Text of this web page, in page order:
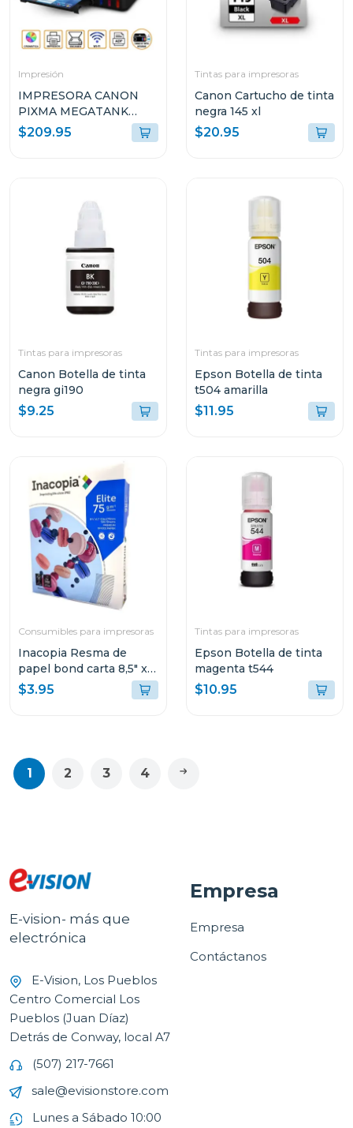
Impresión
IMPRESORA CANON
PIXMA MEGATANK
INALÁMBRICA
MULTIFUNCIONAL G417
$209.95
Tintas para impresoras
Canon Cartucho de tinta
negra 145 xl
$20.95
Tintas para impresoras
Canon Botella de tinta
negra gi190
$9.25
Tintas para impresoras
Epson Botella de tinta
t504 amarilla
$11.95
Consumibles para impresoras
Inacopia Resma de
papel bond carta 8,5" x
11" elite 75 500 hojas 20
lb
$3.95
Tintas para impresoras
Epson Botella de tinta
magenta t544
$10.95
1 2 3 4
E-vision- más que
electrónica
E-Vision, Los Pueblos
Centro Comercial Los
Pueblos (Juan Díaz)
Detrás de Conway, local A7
(507) 217-7661
sale@evisionstore.com
Lunes a Sábado 10:00
Empresa
Empresa
Contáctanos